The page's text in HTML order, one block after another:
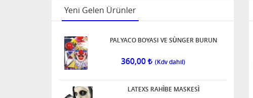
Yeni Gelen Ürünler
PALYACO BOYASI VE SÙNGER BURUN
360,00
LATEXS RAHÌBE MASKESÌ